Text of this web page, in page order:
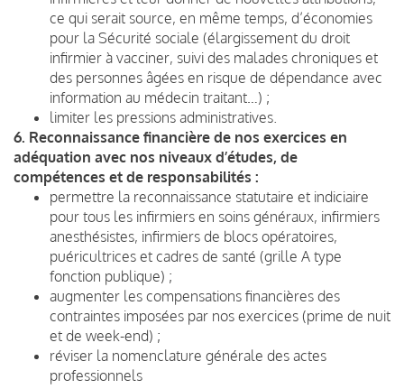
ce qui serait source, en même temps, d’économies
pour la Sécurité sociale (élargissement du droit
infirmier à vacciner, suivi des malades chroniques et
des personnes âgées en risque de dépendance avec
information au médecin traitant…) ;
limiter les pressions administratives.
6. Reconnaissance financière de nos exercices en
adéquation avec nos niveaux d’études, de
compétences et de responsabilités :
permettre la reconnaissance statutaire et indiciaire
pour tous les infirmiers en soins généraux, infirmiers
anesthésistes, infirmiers de blocs opératoires,
puéricultrices et cadres de santé (grille A type
fonction publique) ;
augmenter les compensations financières des
contraintes imposées par nos exercices (prime de nuit
et de week-end) ;
réviser la nomenclature générale des actes
professionnels